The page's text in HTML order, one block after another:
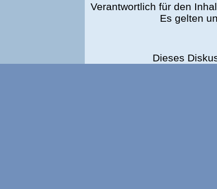
Verantwortlich für den
Es gelten
Dieses